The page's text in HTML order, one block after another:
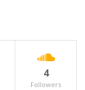
4
Followers